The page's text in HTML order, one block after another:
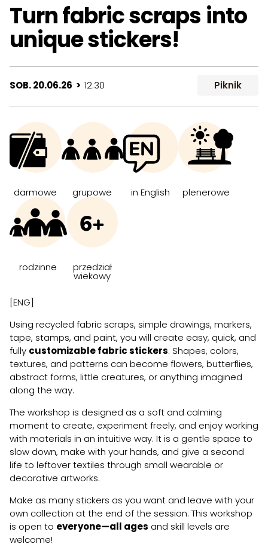
Turn fabric scraps into
unique stickers!
SOB. 20.06.26 > 12:30 Piknik
darmowe grupowe in English plenerowe
rodzinne
6+
przedział
wiekowy
[ENG]
Using recycled fabric scraps, simple drawings, markers,
tape, stamps, and paint, you will create easy, quick, and
fully customizable fabric stickers. Shapes, colors,
textures, and patterns can become flowers, butterflies,
abstract forms, little creatures, or anything imagined
along the way.
The workshop is designed as a soft and calming
moment to create, experiment freely, and enjoy working
with materials in an intuitive way. It is a gentle space to
slow down, make with your hands, and give a second
life to leftover textiles through small wearable or
decorative artworks.
Make as many stickers as you want and leave with your
own collection at the end of the session. This workshop
is open to everyone—all ages and skill levels are
welcome!